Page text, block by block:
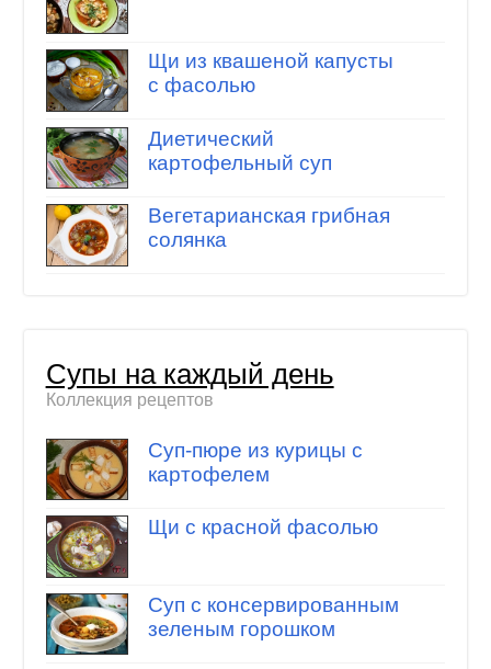
Щи из квашеной капусты
с фасолью
Диетический
картофельный суп
Вегетарианская грибная
солянка
Супы на каждый день
Коллекция рецептов
Суп-пюре из курицы с
картофелем
Щи с красной фасолью
Суп с консервированным
зеленым горошком